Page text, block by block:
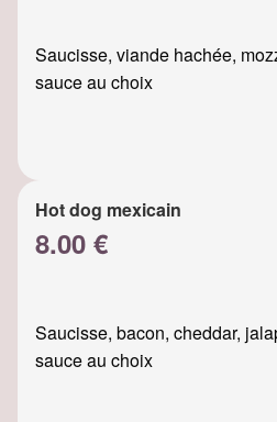
Saucisse, viande hachée,
sauce au choix
Hot dog mexicain
8.00 €
Saucisse, bacon, cheddar,
sauce au choix